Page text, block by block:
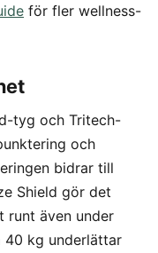
för fler wellness-
tyg och Tritech-
och
bidrar till
Shield gör det
runt även under
40 kg underlättar